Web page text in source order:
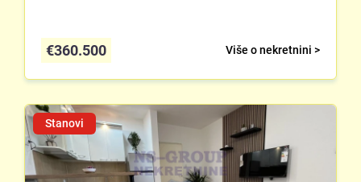
Više o nekretnini >
€360.500
Stanovi